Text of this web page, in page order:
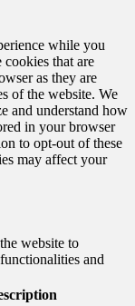
while you
that are
as they are
of the website. We
and understand how
in your browser
to opt-out of these
may affect your
website to
and